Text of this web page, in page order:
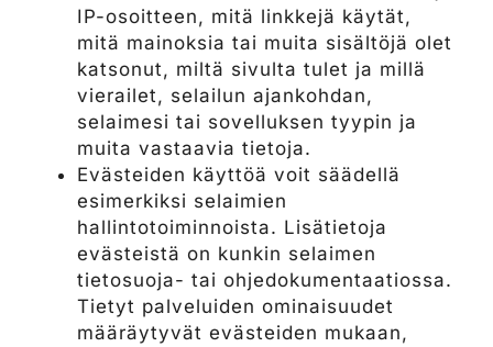
IP-osoitteen, mitä linkkejä käytät,
mitä mainoksia tai muita sisältöjä olet
katsonut, miltä sivulta tulet ja millä
vierailet, selailun ajankohdan,
selaimesi tai sovelluksen tyypin ja
muita vastaavia tietoja.
Evästeiden käyttöä voit säädellä
esimerkiksi selaimien
hallintotoiminnoista. Lisätietoja
evästeistä on kunkin selaimen
tietosuoja- tai ohjedokumentaatiossa.
Tietyt palveluiden ominaisuudet
määräytyvät evästeiden mukaan,